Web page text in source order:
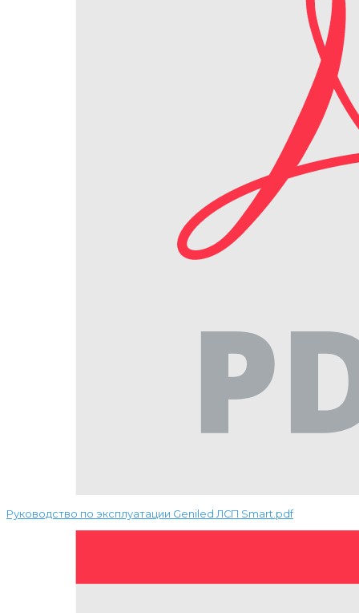
Руководство по эксплуатации Geniled ЛСП Smart.pdf